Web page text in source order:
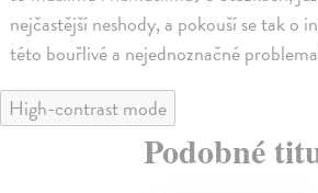
nejčastější neshody, a pokouší se tak o
této bouřlivé a nejednoznačné
High-contrast mode
Podobné